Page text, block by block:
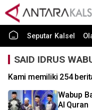
Seputar Kalsel
SAID IDRUS
Kami memiliki 254
Wabup
Al Quran